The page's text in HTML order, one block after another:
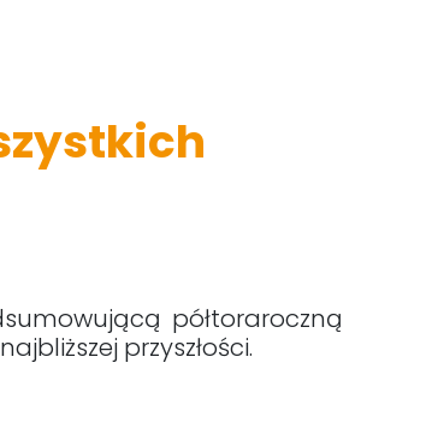
półtoraroczną
przyszłości.